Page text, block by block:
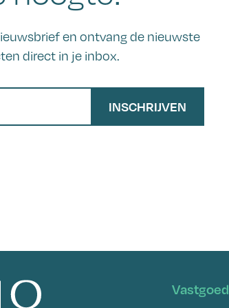
en ontvang de nieuwste
direct in je inbox.
INSCHRIJVEN
Vastgoed